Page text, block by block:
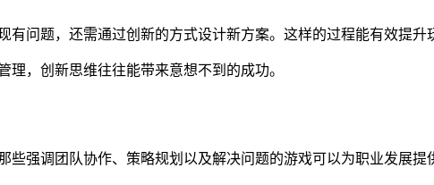
问题，还需通过创新的方式设计新方案。这样的过程能有效提升
，创新思维往往能带来意想不到的成功。
强调团队协作、策略规划以及解决问题的游戏可以为职业发展提